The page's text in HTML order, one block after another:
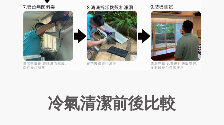
冷氣清潔前後比較